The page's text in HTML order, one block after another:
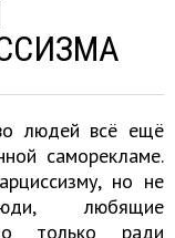
людей всё ещё
саморекламе.
но не
любящие
только ради